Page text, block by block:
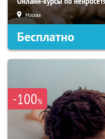
Москва
Бесплатно
-100%